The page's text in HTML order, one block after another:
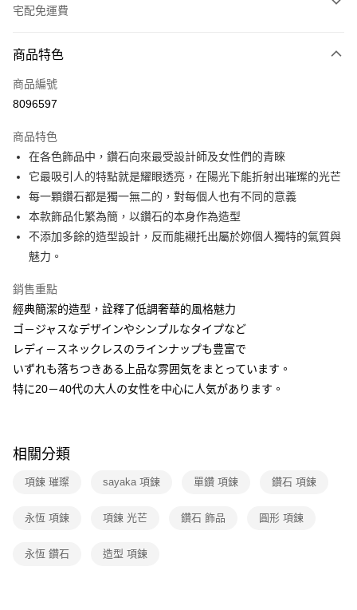
宅配免運費
全家線上支付
運送方式
本島宅配-活動商品
免運費
離島宅配-常溫商品
免運費
商品特色
商品編號
8096597
商品特色
在各色飾品中，鑽石向來最受設計師及女性們的青睞
它最吸引人的特點就是耀眼透亮，在陽光下能折射出璀璨的光芒
每一顆鑽石都是獨一無二的，對每個人也有不同的意義
本款飾品化繁為簡，以鑽石的本身作為造型
不添加多餘的造型設計，反而能襯托出屬於妳個人獨特的氣質與
魅力。
銷售重點
經典簡潔的造型，詮釋了低調奢華的風格魅力
ゴ－ジャスなデザインやシンプルなタイプなど
レディ－スネックレスのラインナップも豊富で
いずれも落ちつきある上品な雰囲気をまとっています。
特に20－40代の大人の女性を中心に人気があります。
相關分類
項鍊 璀璨 sayaka 項鍊 單鑽 項鍊 鑽石 項鍊
永恆 項鍊 項鍊 光芒 鑽石 飾品 圓形 項鍊
永恆 鑽石 造型 項鍊